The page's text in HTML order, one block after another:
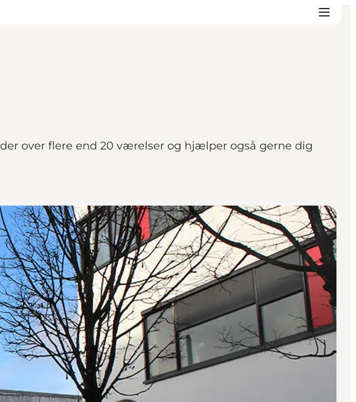
over flere end 20 værelser og hjælper også gerne dig